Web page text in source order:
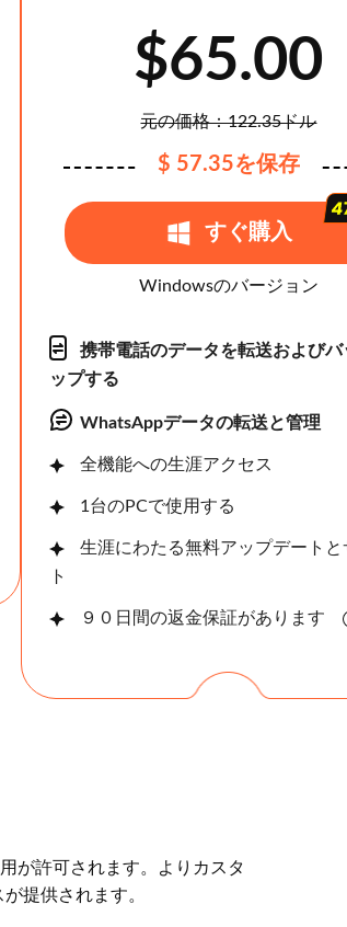
$65.00
元の価格：122.35ドル
$ 57.35を保存
すぐ購入
Windowsのバージョン
携帯電話のデータを転送およびバ
ップする
WhatsAppデータの転送と管理
全機能への生涯アクセス
1台のPCで使用する
生涯にわたる無料アップデートと
ト
９０日間の返金保証があります
が許可されます。よりカスタ
提供されます。